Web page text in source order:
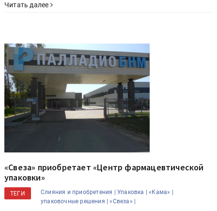
Читать далее
«Свеза» приобретает «Центр фармацевтической
упаковки»
ТЕГИ Слияния и приобретения | Упаковка | «Кама» |
упаковочные решения | «Свеза» |